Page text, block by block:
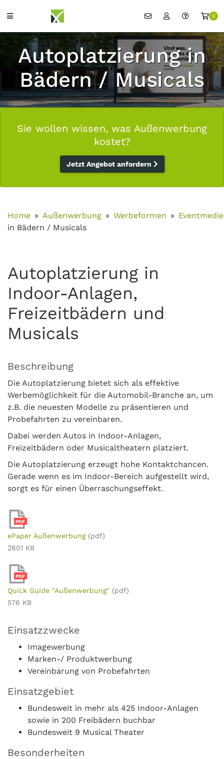
0
Autoplatzierung in
Bädern / Musicals
Sie wollen wissen, was Außenwerbung
kostet?
Jetzt Angebot anfordern
Home Außenwerbung Werbeformen
in Bädern / Musicals
Autoplatzierung in
Indoor-Anlagen,
Freizeitbädern und
Musicals
Beschreibung
Die Autoplatzierung bietet sich als effektive
Werbemöglichkeit für die Automobil-Branche an, um
z.B. die neuesten Modelle zu präsentieren und
Probefahrten zu vereinbaren.
Dabei werden Autos in Indoor-Anlagen,
Freizeitbädern oder Musicaltheatern platziert.
Die Autoplatzierung erzeugt hohe Kontaktchancen.
Gerade wenn es im Indoor-Bereich aufgestellt wird,
sorgt es für einen Überraschungseffekt.
PDF
ePaper Außenwerbung (pdf)
2801 KB
PDF
Quick Guide "Außenwerbung" (pdf)
576 KB
Einsatzzwecke
Imagewerbung
Marken-/ Produktwerbung
Vereinbarung von Probefahrten
Einsatzgebiet
Bundesweit in mehr als 425 Indoor-Anlagen
sowie in 200 Freibädern buchbar
Bundesweit 9 Musical Theater
Besonderheiten